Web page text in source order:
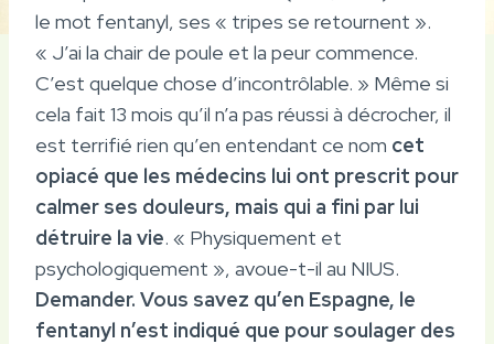
le mot fentanyl, ses « tripes se retournent ».
« J’ai la chair de poule et la peur commence.
C’est quelque chose d’incontrôlable. » Même si
cela fait 13 mois qu’il n’a pas réussi à décrocher, il
est terrifié rien qu’en entendant ce nom cet
opiacé que les médecins lui ont prescrit pour
calmer ses douleurs, mais qui a fini par lui
détruire la vie. « Physiquement et
psychologiquement », avoue-t-il au NIUS.
Demander. Vous savez qu’en Espagne, le
fentanyl n’est indiqué que pour soulager des